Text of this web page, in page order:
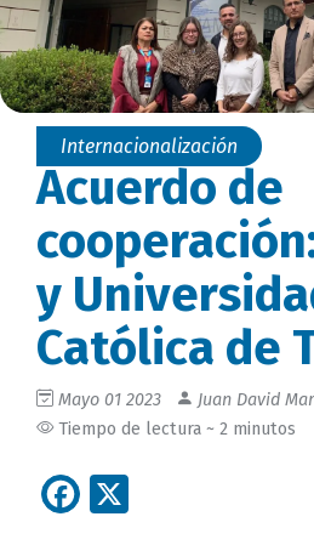
Internacionalización
Acuerdo de
y
Católica de
Mayo 01 2023
Juan David
Tiempo de lectura ~ 2 minutos
Facebook